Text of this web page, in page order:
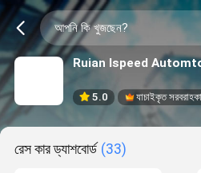
Ruian Ispeed
5.0 যাচাইকৃত
রেস কার ড্যাশবোর্ড (33)